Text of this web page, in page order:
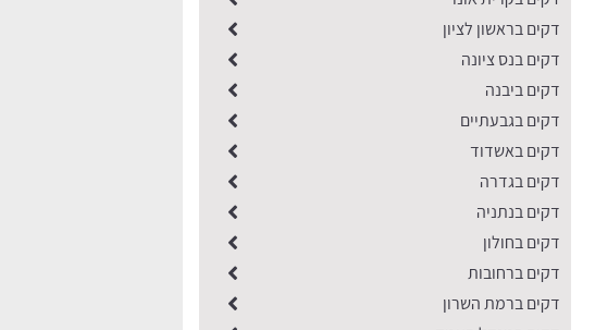
דקים בראשון לציון
דקים בנס ציונה
דקים ביבנה
דקים בגבעתיים
דקים באשדוד
דקים בגדרה
דקים בנתניה
דקים בחולון
דקים ברחובות
דקים ברמת השרון